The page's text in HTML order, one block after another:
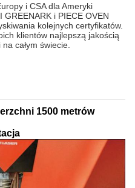
i CSA dla Ameryki
GREENARK i PIECE OVEN
kolejnych certyfikatów.
klientów najlepszą jakością
całym świecie.
1500 metrów